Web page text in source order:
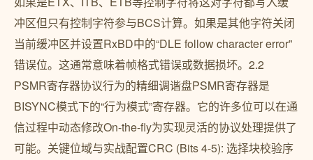
冲区但只有控制字符参与BCS计算。如果是其他字符关闭
当前缓冲区并设置RxBD中的“DLE follow character error”
错误位。这通常意味着帧格式错误或数据损坏。2.2
PSMR寄存器协议行为的精细调谐盘PSMR寄存器是
BISYNC模式下的“行为模式”寄存器。它的许多位可以在通
信过程中动态修改On-the-fly为实现灵活的协议处理提供了
可能。关键位域与实战配置CRC (Bits 4-5): 选择块校验序